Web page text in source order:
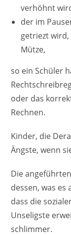
verhöhnt
der im
getriezt
Mütze,
so ein Schüler
oder das
Rechnen.
Kinder, die
Ängste, wenn
Die
dessen, was
dass die
Unseligste
schlimmer.